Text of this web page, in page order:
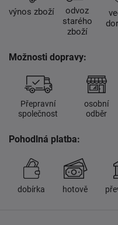
výnos zboží
odvoz
starého
zboží
Možnosti dopravy:
Přepravní
společnost
osobní
odběr
Pohodlná platba:
dobírka hotově